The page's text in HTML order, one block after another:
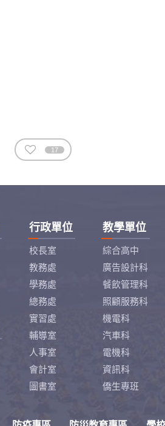
17
行政單位
校長室
教務處
學務處
總務處
實習處
輔導室
人事室
會計室
圖書室
教學單位
綜合高中
廣告設計科
餐飲管理科
照顧服務科
機電科
汽車科
電機科
資訊科
僑生專班